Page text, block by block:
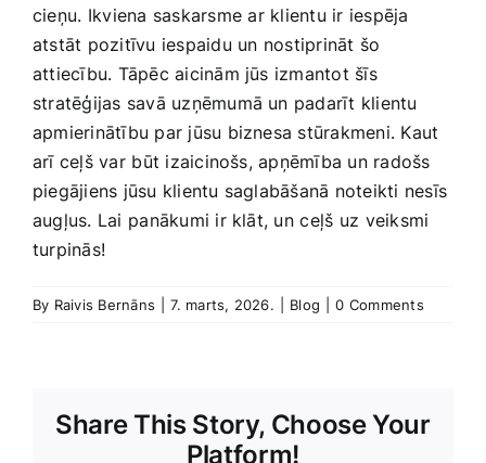
cieņu. ⁣Ikviena saskarsme ⁢ar klientu ir iespēja
atstāt ​pozitīvu iespaidu ‌un⁢ nostiprināt šo
attiecību. Tāpēc aicinām jūs izmantot šīs
stratēģijas savā uzņēmumā un padarīt klientu⁢
apmierinātību ‍par jūsu biznesa stūrakmeni. Kaut⁣
arī ceļš var ⁣būt ​izaicinošs,‍ apņēmība un​ radošs
piegājiens jūsu ‌klientu‍ saglabāšanā noteikti nesīs
augļus.‌ Lai⁤ panākumi ir klāt, un⁤ ceļš uz ⁢veiksmi
turpinās!
By Raivis Bernāns 7. marts, 2026. Blog 0 Comments
Share This Story, Choose Your
Platform!